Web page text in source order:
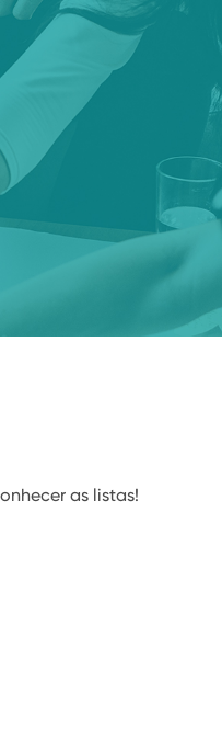
as listas!